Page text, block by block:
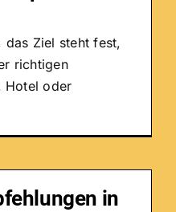
das Ziel steht fest,
richtigen
Hotel oder
in